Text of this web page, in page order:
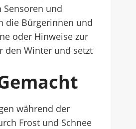
Sensoren und
die Bürgerinnen und
oder Hinweise zur
den Winter und setzt
während der
Frost und Schnee